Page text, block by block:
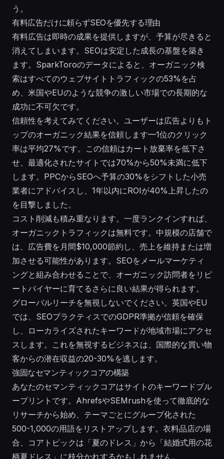
う。
有料広告だけに頼らずSEOを優先する理由
有料広告は即時の成果を提供しますが、予算が尽きると
消えてしまいます。SEOは安定した成長の基盤を築き
ます。SparkToroのデータによると、オーガニック検
索はすべてのウェブサイトトラフィックの53%を占
め、米国やEUのような競争の激しい市場での長期的な
成功に不可欠です。
信頼性を考えてみてください。ユーザーは広告よりもト
ップのオーガニック結果を信頼します—1位のクリック
率は平均27%です。この信頼はカート放棄率を低下さ
せ、最適化されたサイトでは70%から50%未満に低下
します。PPCからSEOへ予算の30%をシフトした小売
業者にアドバイスし、1年以内にROIが40%上昇したの
を目撃しました。
コスト削減も積み重なります。一度ランクインすれば、
オーガニックトラフィックは無料です。中規模の店舗で
は、広告費を月間$10,000節約し、売上を維持または増
加させる可能性があります。SEOをメールマーケティ
ングと組み合わせることで、オーガニック訪問者をリピ
ートバイヤーに育てるさらに良い結果が得られます。
グローバルリーチを無視しないでください。英国やEU
では、SEOプラクティスでのGDPR準拠が信頼を確保
し、ローカライズされたキーワードが地域市場にアクセ
スします。これを無視するビジネスは、国際的な買い物
客からの潜在収益の20-30%を逃します。
強固なセマンティックコアの構築
あなたのセマンティックコアはサイトのキーワードブル
ープリントです。AhrefsやSEMrushを使って徹底的な
リサーチから始め、テーマごとにグループ化された
500-1,000の用語をリストアップします。衣料品店の場
合、コアトピックは「夏のドレス」から「結婚式用の花
柄夏ドレス」に枝分かれするかもしれません。